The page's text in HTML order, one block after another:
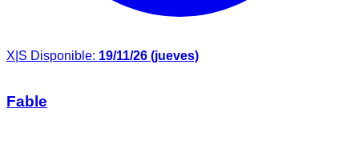
X|S Disponible: 19/11/26 (jueves)
Fable